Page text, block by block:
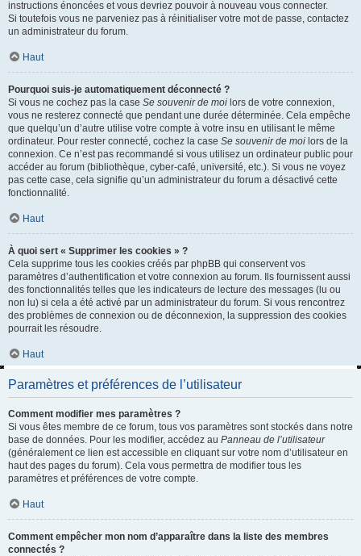
instructions énoncées et vous devriez pouvoir à nouveau vous connecter.
Si toutefois vous ne parveniez pas à réinitialiser votre mot de passe, contactez
un administrateur du forum.
Haut
Pourquoi suis-je automatiquement déconnecté ?
Si vous ne cochez pas la case Se souvenir de moi lors de votre connexion,
vous ne resterez connecté que pendant une durée déterminée. Cela empêche
que quelqu’un d’autre utilise votre compte à votre insu en utilisant le même
ordinateur. Pour rester connecté, cochez la case Se souvenir de moi lors de la
connexion. Ce n’est pas recommandé si vous utilisez un ordinateur public pour
accéder au forum (bibliothèque, cyber-café, université, etc.). Si vous ne voyez
pas cette case, cela signifie qu’un administrateur du forum a désactivé cette
fonctionnalité.
Haut
À quoi sert « Supprimer les cookies » ?
Cela supprime tous les cookies créés par phpBB qui conservent vos
paramètres d’authentification et votre connexion au forum. Ils fournissent aussi
des fonctionnalités telles que les indicateurs de lecture des messages (lu ou
non lu) si cela a été activé par un administrateur du forum. Si vous rencontrez
des problèmes de connexion ou de déconnexion, la suppression des cookies
pourrait les résoudre.
Haut
Paramètres et préférences de l’utilisateur
Comment modifier mes paramètres ?
Si vous êtes membre de ce forum, tous vos paramètres sont stockés dans notre
base de données. Pour les modifier, accédez au Panneau de l’utilisateur
(généralement ce lien est accessible en cliquant sur votre nom d’utilisateur en
haut des pages du forum). Cela vous permettra de modifier tous les
paramètres et préférences de votre compte.
Haut
Comment empêcher mon nom d’apparaître dans la liste des membres
connectés ?